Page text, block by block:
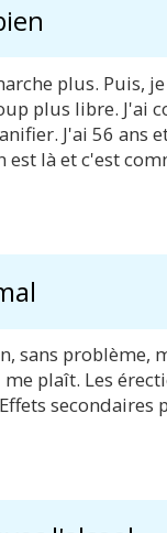
plus. Puis,
plus libre. J'ai
J'ai 56 ans
là et c'est
sans problème,
plaît. Les
secondaires